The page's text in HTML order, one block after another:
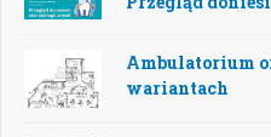
Ambulatorium
wariantach